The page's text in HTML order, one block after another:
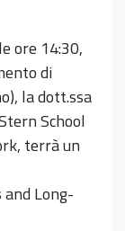
ore 14:30,
di
la dott.ssa
School
terrà un
Long-